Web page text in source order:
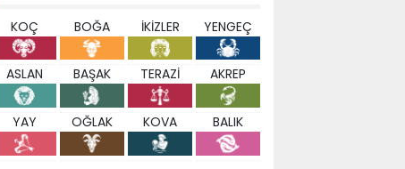
KOÇ BOĞA İKİZLER YENGEÇ
ASLAN BAŞAK TERAZİ AKREP
YAY OĞLAK KOVA BALIK